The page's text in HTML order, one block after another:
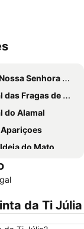
do Rosário de Fátima
Fragas de S. Simão
do Alamal
do Mato
Furado
de Fátima
do Mosteiro
da Ti Júlia